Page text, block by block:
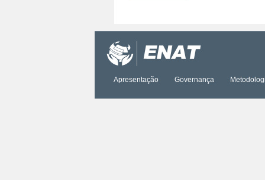
Apresentação Governança